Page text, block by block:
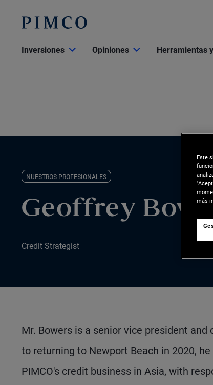
Inversiones Opiniones Herramientas
NUESTROS PROFESIONALES
Geoffrey
Credit Strategist
Mr. Bowers is a senior vice president
to returning to Newport Beach in 2020,
PIMCO's credit business in Asia, with
Este
más